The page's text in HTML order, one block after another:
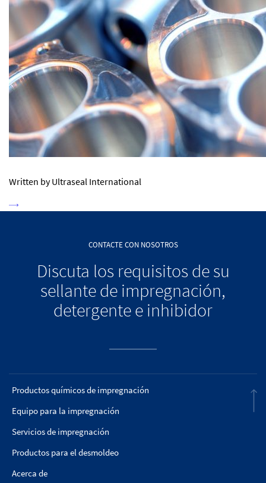
Written by Ultraseal International
CONTACTE CON NOSOTROS
Discuta los requisitos de su
sellante de impregnación,
detergente e inhibidor
Productos químicos de impregnación
Equipo para la impregnación
Servicios de impregnación
Productos para el desmoldeo
Acerca de